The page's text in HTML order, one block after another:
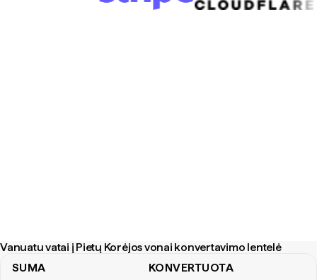
Vanuatu vatai į Pietų Korėjos vonai konvertavimo lentelė
SUMA KONVERTUOTA